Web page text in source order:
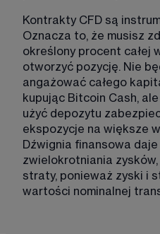
Kontrakty CFD są
Oznacza to, że musisz
określony procent całej
otworzyć pozycję. Nie
angażować całego
kupując Bitcoin Cash,
użyć depozytu
ekspozycje na większe
Dźwignia finansowa
zwielokrotniania
straty, ponieważ zyski i
wartości nominalnej